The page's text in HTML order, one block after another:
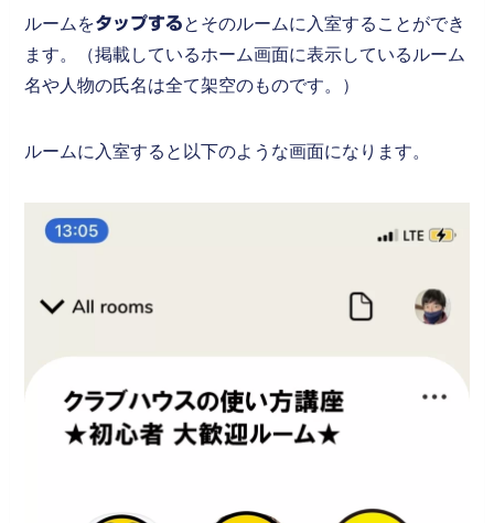
ルームをタップするとそのルームに入室することができ
ます。（掲載しているホーム画面に表示しているルーム
名や人物の氏名は全て架空のものです。）
ルームに入室すると以下のような画面になります。